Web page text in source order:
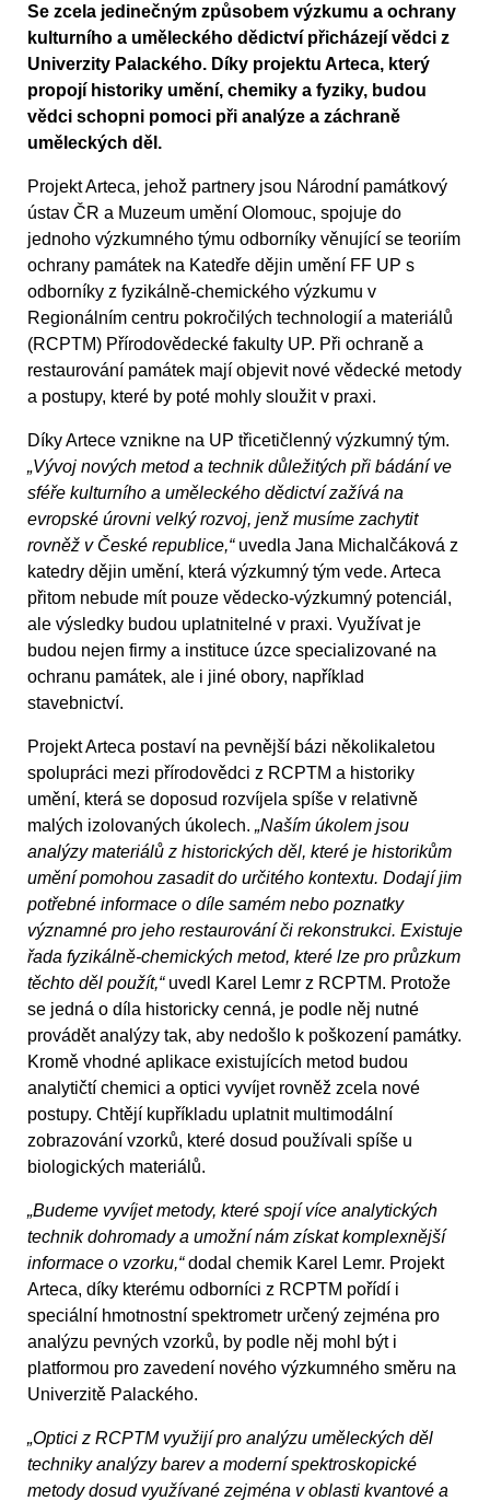
Se zcela jedinečným způsobem výzkumu a ochrany
kulturního a uměleckého dědictví přicházejí vědci z
Univerzity Palackého. Díky projektu Arteca, který
propojí historiky umění, chemiky a fyziky, budou
vědci schopni pomoci při analýze a záchraně
uměleckých děl.
Projekt Arteca, jehož partnery jsou Národní památkový
ústav ČR a Muzeum umění Olomouc, spojuje do
jednoho výzkumného týmu odborníky věnující se teoriím
ochrany památek na Katedře dějin umění FF UP s
odborníky z fyzikálně-chemického výzkumu v
Regionálním centru pokročilých technologií a materiálů
(RCPTM) Přírodovědecké fakulty UP. Při ochraně a
restaurování památek mají objevit nové vědecké metody
a postupy, které by poté mohly sloužit v praxi.
Díky Artece vznikne na UP třicetičlenný výzkumný tým.
„Vývoj nových metod a technik důležitých při bádání ve
sféře kulturního a uměleckého dědictví zažívá na
evropské úrovni velký rozvoj, jenž musíme zachytit
rovněž v České republice,“uvedla Jana Michalčáková z
katedry dějin umění, která výzkumný tým vede. Arteca
přitom nebude mít pouze vědecko-výzkumný potenciál,
ale výsledky budou uplatnitelné v praxi. Využívat je
budou nejen firmy a instituce úzce specializované na
ochranu památek, ale i jiné obory, například
stavebnictví.
Projekt Arteca postaví na pevnější bázi několikaletou
spolupráci mezi přírodovědci z RCPTM a historiky
umění, která se doposud rozvíjela spíše v relativně
malých izolovaných úkolech. „Naším úkolem jsou
analýzy materiálů z historických děl, které je historikům
umění pomohou zasadit do určitého kontextu. Dodají jim
potřebné informace o díle samém nebo poznatky
významné pro jeho restaurování či rekonstrukci. Existuje
řada fyzikálně-chemických metod, které lze pro průzkum
těchto děl použít,“uvedl Karel Lemr z RCPTM. Protože
se jedná o díla historicky cenná, je podle něj nutné
provádět analýzy tak, aby nedošlo k poškození památky.
Kromě vhodné aplikace existujících metod budou
analytičtí chemici a optici vyvíjet rovněž zcela nové
postupy. Chtějí kupříkladu uplatnit multimodální
zobrazování vzorků, které dosud používali spíše u
biologických materiálů.
„Budeme vyvíjet metody, které spojí více analytických
technik dohromady a umožní nám získat komplexnější
informace o vzorku,“dodal chemik Karel Lemr. Projekt
Arteca, díky kterému odborníci z RCPTM pořídí i
speciální hmotnostní spektrometr určený zejména pro
analýzu pevných vzorků, by podle něj mohl být i
platformou pro zavedení nového výzkumného směru na
Univerzitě Palackého.
„Optici z RCPTM využijí pro analýzu uměleckých děl
techniky analýzy barev a moderní spektroskopické
metody dosud využívané zejména v oblasti kvantové a